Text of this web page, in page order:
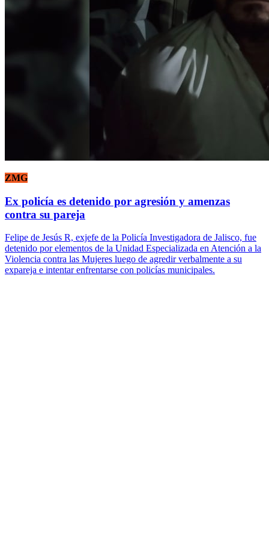
ZMG
Ex policía es detenido por agresión y amenzas
contra su pareja
Felipe de Jesús R, exjefe de la Policía Investigadora de Jalisco, fue
detenido por elementos de la Unidad Especializada en Atención a la
Violencia contra las Mujeres luego de agredir verbalmente a su
expareja e intentar enfrentarse con policías municipales.